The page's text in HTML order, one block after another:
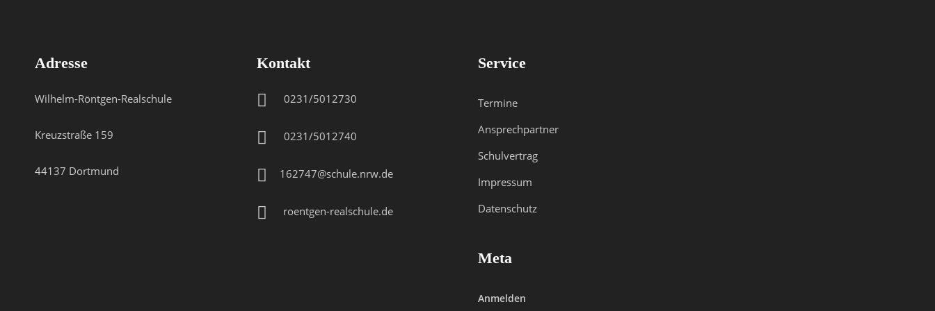
Adresse
Wilhelm-Röntgen-Realschule
Kreuzstraße 159
44137 Dortmund
Kontakt
0231/5012730
0231/5012740
162747@schule.nrw.de
roentgen-realschule.de
Service
Termine
Ansprechpartner
Schulvertrag
Impressum
Datenschutz
Meta
Anmelden